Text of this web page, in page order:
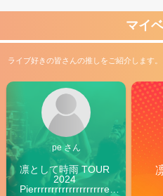
マイ
ライブ好きの皆さんの推しをご紹介します。
pe さん
凛として時雨 TOUR
2024
Pierrrrrrrrrrrrrrrrrrrre